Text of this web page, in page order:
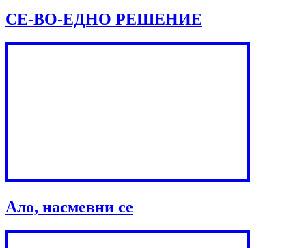
СЕ-ВО-ЕДНО РЕШЕНИЕ
Ало, насмевни се